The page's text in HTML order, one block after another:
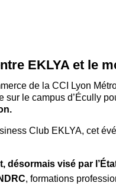
EKLYA et le
de la CCI Lyon
le campus d’Écully
Club EKLYA, cet
désormais visé par l’Éta
, formations